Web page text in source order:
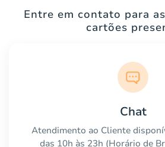
Entre em contato para
cartões
Chat
Atendimento ao Cliente
das 10h às 23h (Horário de